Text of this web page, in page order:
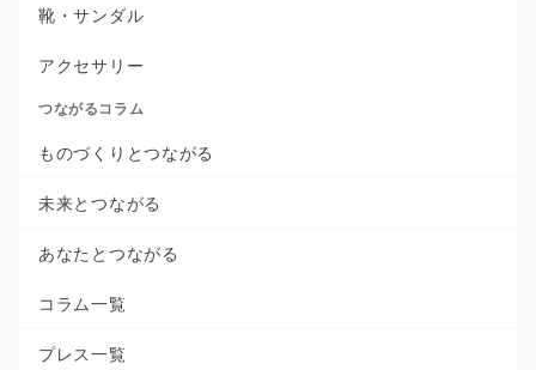
靴・サンダル
アクセサリー
つながるコラム
ものづくりとつながる
未来とつながる
あなたとつながる
コラム一覧
プレス一覧